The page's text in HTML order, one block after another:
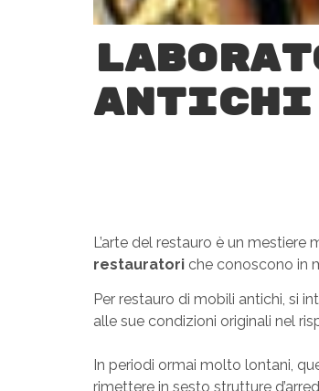
antichi
L’arte del restauro è un
restauratori che conoscono in
Per restauro di mobili antichi, si
alle sue condizioni originali nel
In periodi ormai molto lontani,
rimettere in sesto strutture